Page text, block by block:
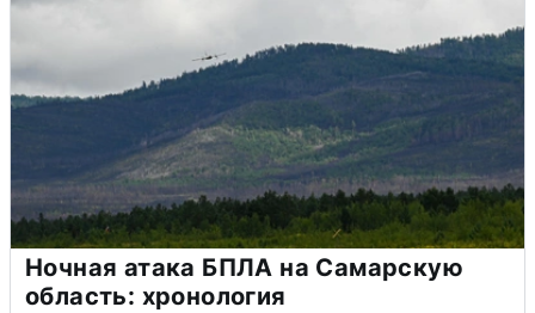
Ночная атака БПЛА на Самарскую
область: хронология